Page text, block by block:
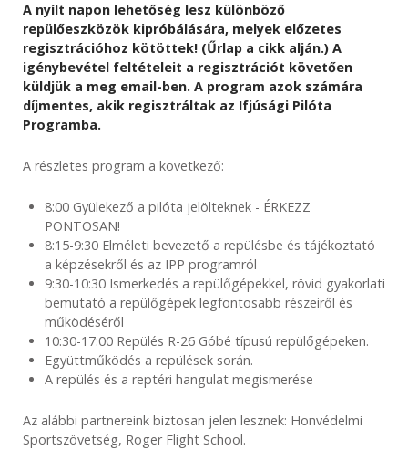
A nyílt napon lehetőség lesz különböző
repülőeszközök kipróbálására, melyek előzetes
regisztrációhoz kötöttek! (Űrlap a cikk alján.) A
igénybevétel feltételeit a regisztrációt követően
küldjük a meg email-ben. A program azok számára
díjmentes, akik regisztráltak az Ifjúsági Pilóta
Programba.
A részletes program a következő:
8:00 Gyülekező a pilóta jelölteknek - ÉRKEZZ
PONTOSAN!
8:15-9:30 Elméleti bevezető a repülésbe és tájékoztató
a képzésekről és az IPP programról
9:30-10:30 Ismerkedés a repülőgépekkel, rövid gyakorlati
bemutató a repülőgépek legfontosabb részeiről és
működéséről
10:30-17:00 Repülés R-26 Góbé típusú repülőgépeken.
Együttműködés a repülések során.
A repülés és a reptéri hangulat megismerése
Az alábbi partnereink biztosan jelen lesznek: Honvédelmi
Sportszövetség, Roger Flight School.